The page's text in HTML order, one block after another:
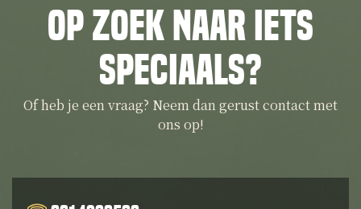
Op zoek naar iets
speciaals?
Of heb je een vraag? Neem dan gerust contact met
ons op!